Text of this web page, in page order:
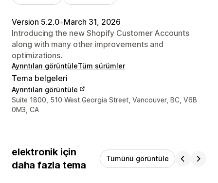
Version 5.2.0•March 31, 2026
Introducing the new Shopify Customer Accounts
along with many other improvements and
optimizations.
Ayrıntıları görüntüleTüm sürümler
Tema belgeleri
Ayrıntıları görüntüle
Tasarımcı iletişim bilgileri
Suite 1800, 510 West Georgia Street, Vancouver, BC, V6B
0M3, CA
elektronik için
daha fazla tema
Tümünü görüntüle